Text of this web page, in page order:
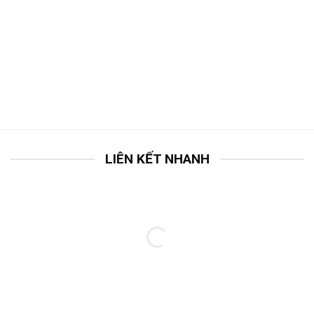
LIÊN KẾT NHANH